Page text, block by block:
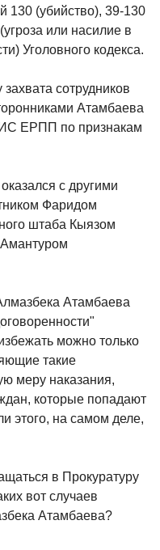
(убийство), 39-130
или насилие в
Уголовного кодекса.
сотрудников
Атамбаева
ЕРПП по признакам
с другими
Фаридом
штаба Кыязом
Атамбаева
можно только
такие
меру наказания,
которые попадают
этого, на самом деле,
в Прокуратуру
вот случаев
Атамбаева?